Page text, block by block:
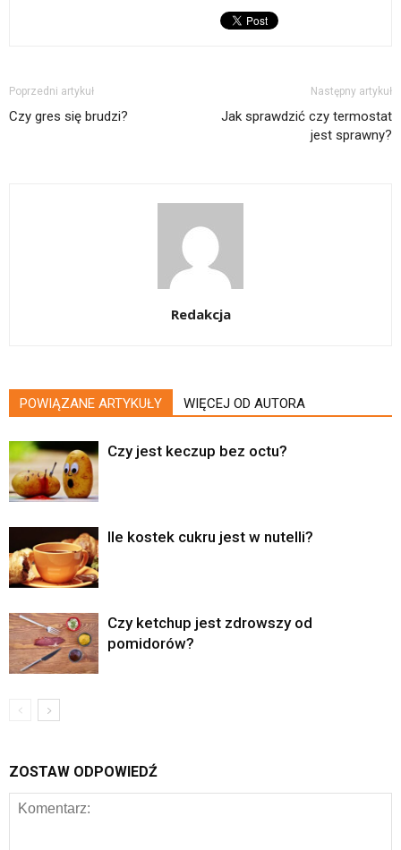
Poprzedni artykuł
Czy gres się brudzi?
Następny artykuł
Jak sprawdzić czy termostat
jest sprawny?
Redakcja
POWIĄZANE ARTYKUŁY WIĘCEJ OD AUTORA
Czy jest keczup bez octu?
Ile kostek cukru jest w nutelli?
Czy ketchup jest zdrowszy od
pomidorów?
ZOSTAW ODPOWIEDŹ